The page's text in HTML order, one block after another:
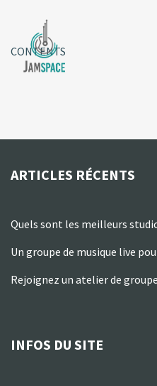
CONTENTS
ARTICLES RÉCENTS
Quels sont les meilleurs
Un groupe de musique live
Rejoignez un atelier de
INFOS DU SITE